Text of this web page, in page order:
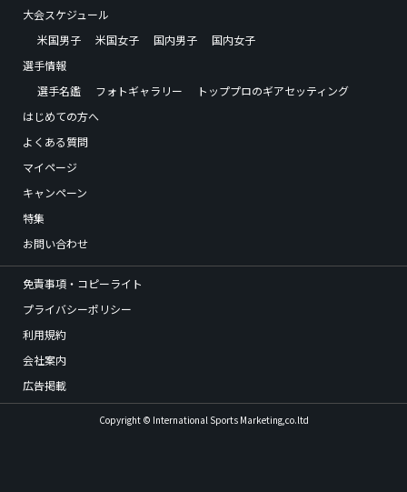
大会スケジュール
米国男子
米国女子 国内男子
国内女子
選手情報
選手名鑑
フォトギャラリー
トッププロのギアセッティング
はじめての方へ
よくある質問
マイページ
キャンペーン
特集
お問い合わせ
免責事項・コピーライト
プライバシーポリシー
利用規約
会社案内
広告掲載
Copyright © International Sports Marketing,co.ltd